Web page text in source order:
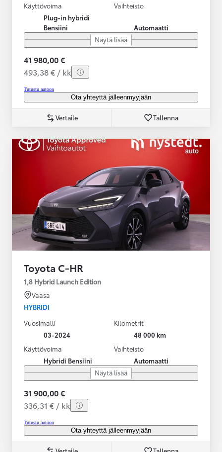
Käyttövoima
Plug-in hybridi
Bensiini
Vaihteisto
Automaatti
Näytä lisää
41 980,00 €
493,38 € / kk
Tutustu autoon
Ota yhteyttä jälleenmyyjään
Vertaile Tallenna
Toyota C-HR
1,8 Hybrid Launch Edition
Vaasa
HYBRIDI
Vuosimalli
03-2024
Kilometrit
48 000 km
Käyttövoima
Hybridi Bensiini
Vaihteisto
Automaatti
Näytä lisää
31 900,00 €
336,31 € / kk
Tutustu autoon
Ota yhteyttä jälleenmyyjään